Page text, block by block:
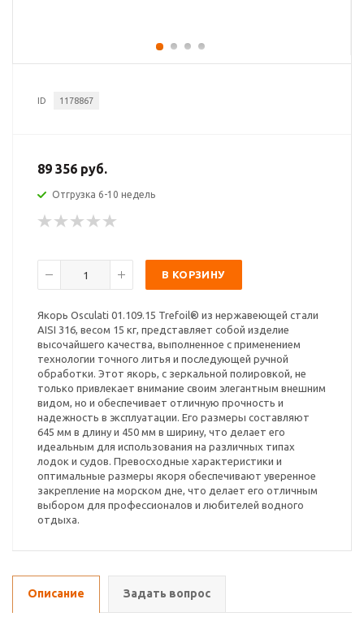
ID 1178867
89 356 руб.
Отгрузка 6-10 недель
В КОРЗИНУ
Якорь Osculati 01.109.15 Trefoil® из нержавеющей стали
AISI 316, весом 15 кг, представляет собой изделие
высочайшего качества, выполненное с применением
технологии точного литья и последующей ручной
обработки. Этот якорь, с зеркальной полировкой, не
только привлекает внимание своим элегантным внешним
видом, но и обеспечивает отличную прочность и
надежность в эксплуатации. Его размеры составляют
645 мм в длину и 450 мм в ширину, что делает его
идеальным для использования на различных типах
лодок и судов. Превосходные характеристики и
оптимальные размеры якоря обеспечивают уверенное
закрепление на морском дне, что делает его отличным
выбором для профессионалов и любителей водного
отдыха.
Описание Задать вопрос